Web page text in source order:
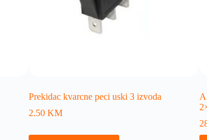
Prekidac kvarcne peci uski 3 izvoda
2.50 KM